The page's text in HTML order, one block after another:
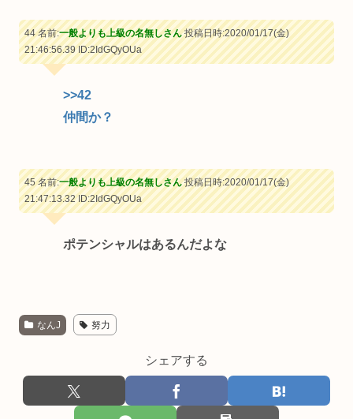
44 名前:一般よりも上級の名無しさん投稿日時:2020/01/17(金)
21:46:56.39ID:2IdGQyOUa
>>42
仲間か？
45 名前:一般よりも上級の名無しさん投稿日時:2020/01/17(金)
21:47:13.32ID:2IdGQyOUa
ポテンシャルはあるんだよな
なんJ 努力
シェアする